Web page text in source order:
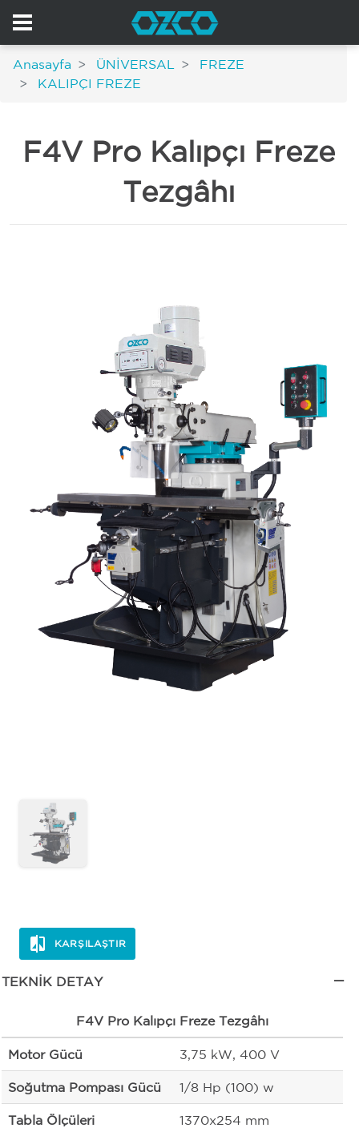
Anasayfa ÜNİVERSAL
FREZE
KALIPÇI FREZE
F4V Pro Kalıpçı Freze
Tezgâhı
KARŞILAŞTIR
TEKNIK DETAY
F4V Pro Kalıpçı Freze Tezgâhı
Motor Gücü 3,75 kW, 400 V
Soğutma Pompası Gücü 1/8 Hp (100) w
Tabla Ölçüleri 1370x254 mm